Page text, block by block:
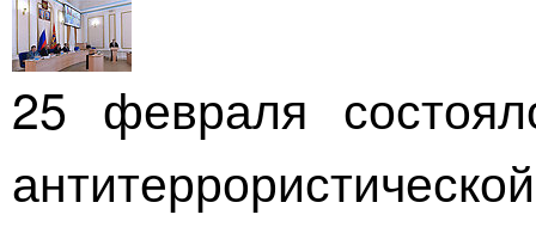
25 февраля